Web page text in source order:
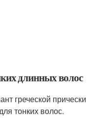
длинных волос
греческой прически
тонких волос.